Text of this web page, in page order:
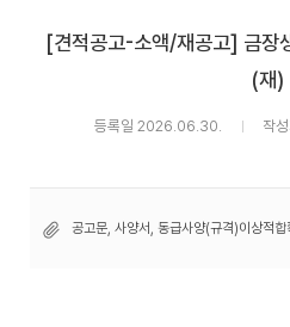
[견적공고-소액/재공고] 금장
(재)
등록일 2026.06.30. 작
공고문, 사양서, 동급사양(규격)이상적